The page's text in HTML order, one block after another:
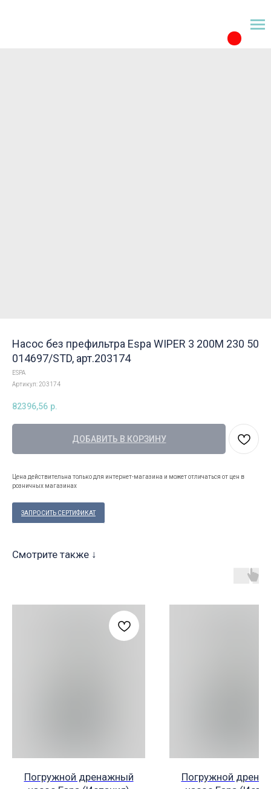
Насос без префильтра Espa WIPER 3 200M 230 50
014697/STD, арт.203174
ESPA
Артикул: 203174
82396,56 р.
ДОБАВИТЬ В КОРЗИНУ
Цена действительна только для интернет-магазина и может отличаться от цен в
розничных магазинах
ЗАПРОСИТЬ СЕРТИФИКАТ
Смотрите также ↓
Погружной дренажный
Погружной